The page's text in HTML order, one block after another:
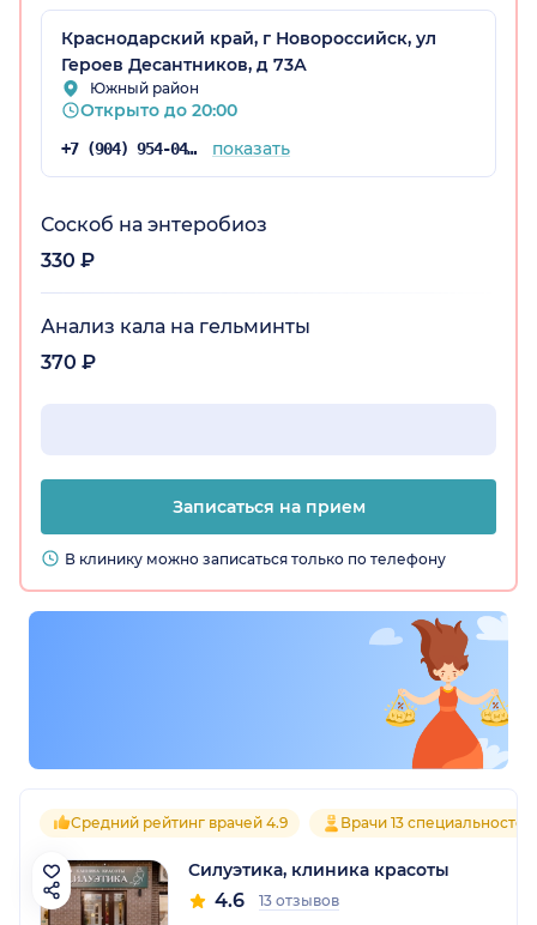
Краснодарский край, г Новороссийск, ул
Героев Десантников, д 73А
Южный район
Открыто до 20:00
+7 (904) 954-04-73 показать
Соскоб на энтеробиоз
330 ₽
Анализ кала на гельминты
370 ₽
Записаться на прием
В клинику можно записаться только по телефону
Средний рейтинг врачей 4.9 Врачи 13 специальностей
Силуэтика, клиника красоты
4.6 13 отзывов